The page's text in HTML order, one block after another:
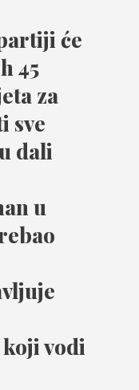
će
45
za
sve
dali
u
vodi